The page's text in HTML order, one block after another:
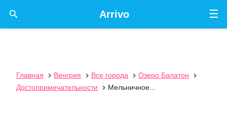
☰
Arrivo

Главная  Венгрия  Все города  Озеро Балатон

Достопримечательности
 Мельничное...